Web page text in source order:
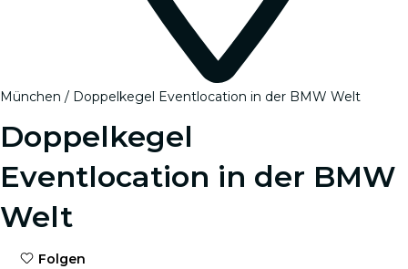
München Doppelkegel Eventlocation in der BMW Welt
Doppelkegel
Eventlocation in der BMW
Welt
Folgen